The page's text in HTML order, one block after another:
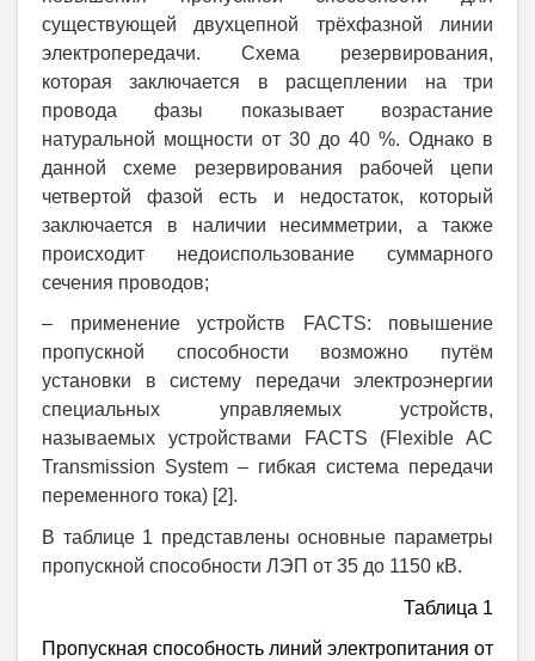
существующей двухцепной трёхфазной линии
электропередачи. Схема резервирования,
которая заключается в расщеплении на три
провода фазы показывает возрастание
натуральной мощности от 30 до 40 %. Однако в
данной схеме резервирования рабочей цепи
четвертой фазой есть и недостаток, который
заключается в наличии несимметрии, а также
происходит недоиспользование суммарного
сечения проводов;
– применение устройств FACTS: повышение
пропускной способности возможно путём
установки в систему передачи электроэнергии
специальных управляемых устройств,
называемых устройствами FACTS (Flexible AC
Transmission System – гибкая система передачи
переменного тока) [2].
В таблице 1 представлены основные параметры
пропускной способности ЛЭП от 35 до 1150 кВ.
Таблица 1
Пропускная способность линий электропитания от